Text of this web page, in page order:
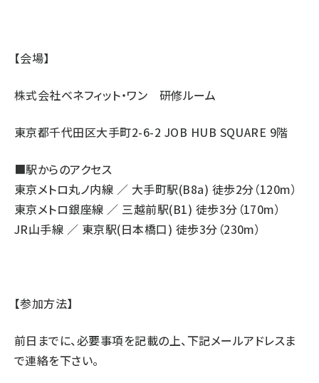
【会場】
株式会社ベネフィット・ワン 研修ルーム
東京都千代田区大手町2-6-2 JOB HUB SQUARE 9階
■駅からのアクセス
東京メトロ丸ノ内線 ／ 大手町駅(B8a) 徒歩2分（120m）
東京メトロ銀座線 ／ 三越前駅(B1) 徒歩3分（170m）
JR山手線 ／ 東京駅(日本橋口) 徒歩3分（230m）
【参加方法】
前日までに、必要事項を記載の上、下記メールアドレスま
で連絡を下さい。